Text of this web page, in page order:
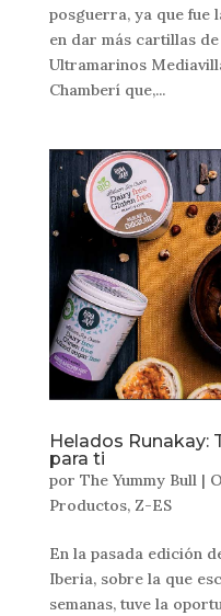
posguerra, ya que fue
en dar más cartillas
Ultramarinos
Chamberí que,...
Helados Runakay:
para ti
por The Yummy Bull|
Productos, Z-ES
En la pasada edición
Iberia, sobre la que
semanas, tuve la